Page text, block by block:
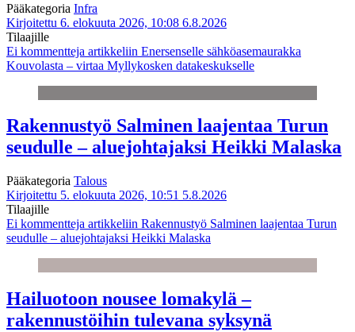
Pääkategoria Infra
Kirjoitettu 6. elokuuta 2026, 10:08 6.8.2026
Tilaajille
Ei kommentteja artikkeliin Enersenselle sähköasemaurakka
Kouvolasta – virtaa Myllykosken datakeskukselle
Rakennustyö Salminen laajentaa Turun
seudulle – aluejohtajaksi Heikki Malaska
Pääkategoria Talous
Kirjoitettu 5. elokuuta 2026, 10:51 5.8.2026
Tilaajille
Ei kommentteja artikkeliin Rakennustyö Salminen laajentaa Turun
seudulle – aluejohtajaksi Heikki Malaska
Hailuotoon nousee lomakylä –
rakennustöihin tulevana syksynä